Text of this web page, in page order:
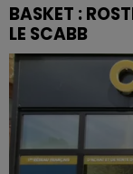
BASKET :
LE SCABB